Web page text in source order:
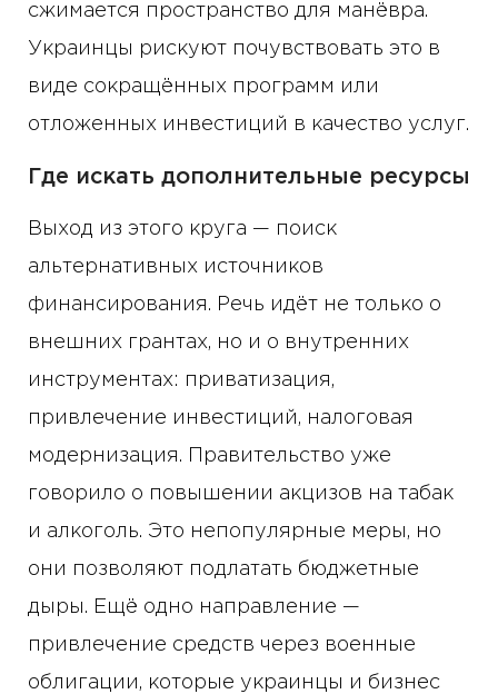
сжимается пространство для манёвра.
Украинцы рискуют почувствовать это в
виде сокращённых программ или
отложенных инвестиций в качество услуг.
Где искать дополнительные ресурсы
Выход из этого круга — поиск
альтернативных источников
финансирования. Речь идёт не только о
внешних грантах, но и о внутренних
инструментах: приватизация,
привлечение инвестиций, налоговая
модернизация. Правительство уже
говорило о повышении акцизов на табак
и алкоголь. Это непопулярные меры, но
они позволяют подлатать бюджетные
дыры. Ещё одно направление —
привлечение средств через военные
облигации, которые украинцы и бизнес